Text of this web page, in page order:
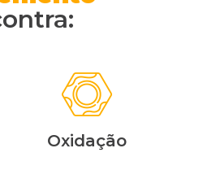
Oxidação